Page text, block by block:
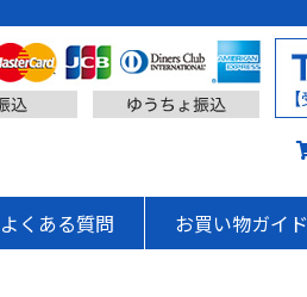
よくある質問 お買い物ガイド